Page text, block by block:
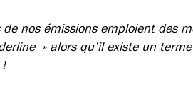
nos émissions emploient des
» alors qu’il existe un
!